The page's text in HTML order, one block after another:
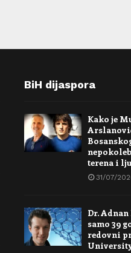
BiH dijaspora
Kako je
terena i
31/07/
Dr. Adnan
samo 39
redovni